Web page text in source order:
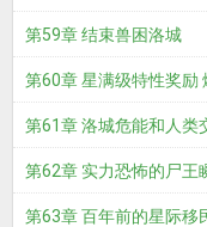
第59章 结束兽困洛城
第60章 星满级特性奖励
第61章 洛城危能和人类
第62章 实力恐怖的尸王
第63章 百年前的星际移